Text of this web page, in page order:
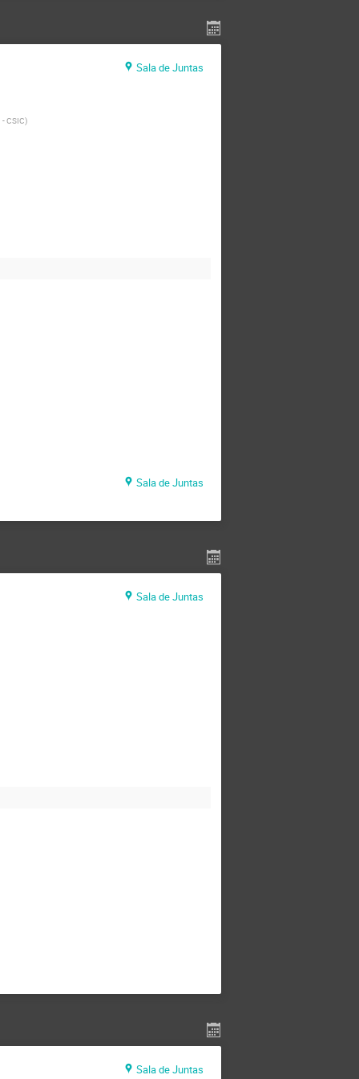
Sala de Juntas
CSIC)
Sala de Juntas
Sala de Juntas
Sala de Juntas